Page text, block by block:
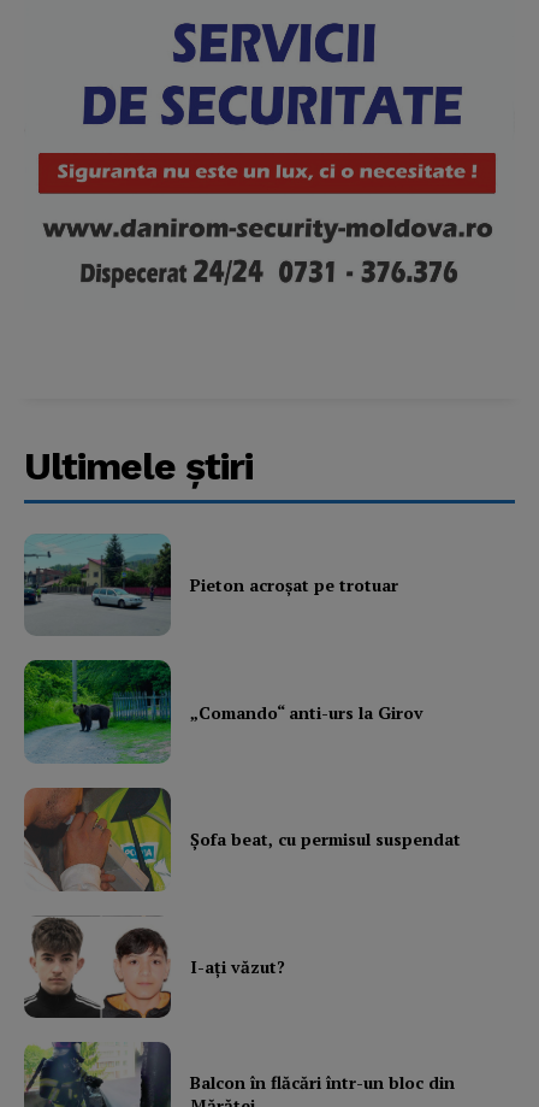
Ultimele ştiri
Pieton acroşat pe trotuar
„Comando“ anti-urs la Girov
Şofa beat, cu permisul suspendat
I-aţi văzut?
Balcon în flăcări într-un bloc din